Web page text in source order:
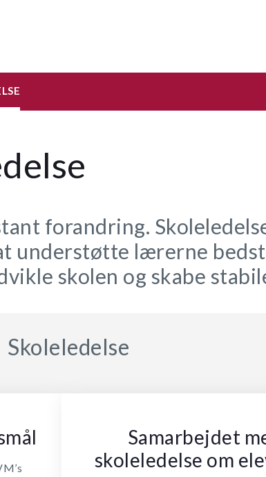
forandring.
understøtte lærerne
skolen og skabe
Skoleledelse
Samarbejdet
skoleledelse om